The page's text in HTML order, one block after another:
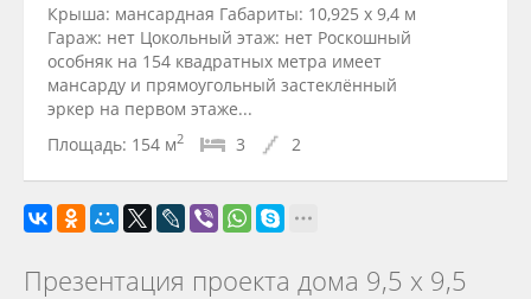
Крыша: мансардная Габариты: 10,925 x 9,4 м
Гараж: нет Цокольный этаж: нет Роскошный
особняк на 154 квадратных метра имеет
мансарду и прямоугольный застеклённый
эркер на первом этаже...
Площадь: 154 м2 3 2
Презентация проекта дома 9,5 х 9,5